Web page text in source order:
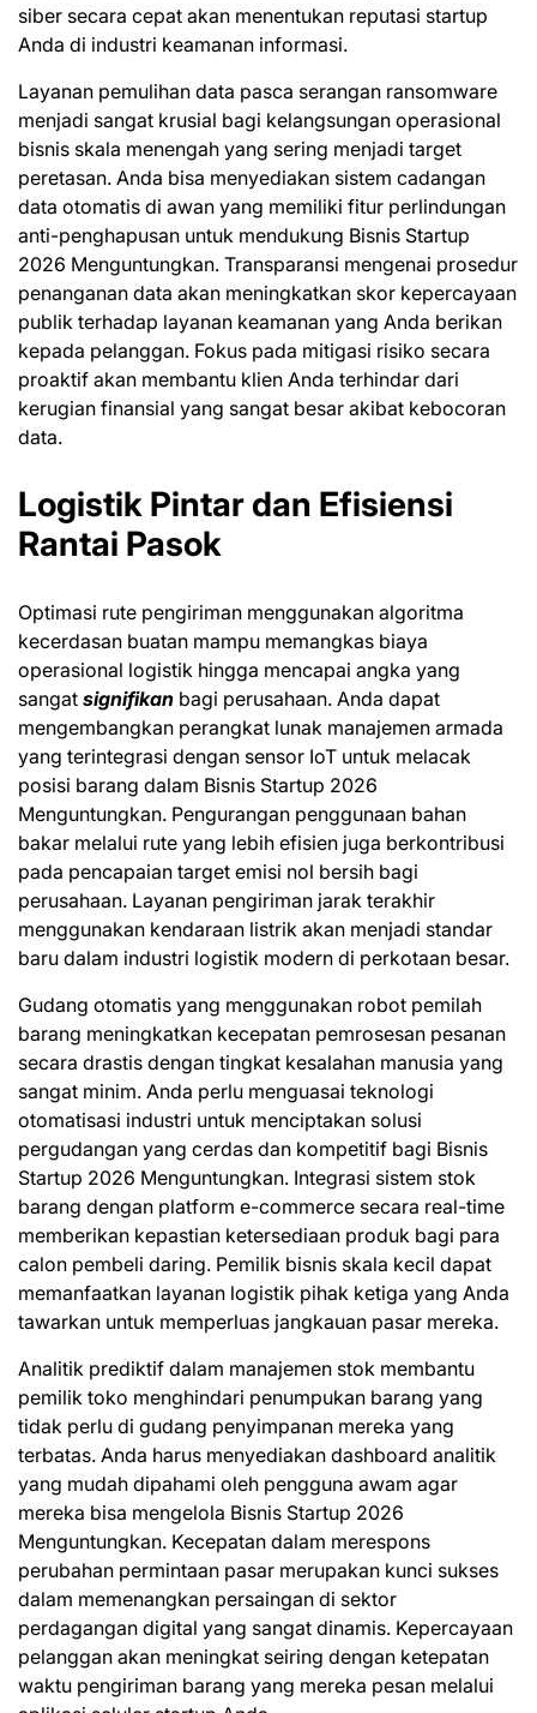
siber secara cepat akan menentukan reputasi startup
Anda di industri keamanan informasi.
Layanan pemulihan data pasca serangan ransomware
menjadi sangat krusial bagi kelangsungan operasional
bisnis skala menengah yang sering menjadi target
peretasan. Anda bisa menyediakan sistem cadangan
data otomatis di awan yang memiliki fitur perlindungan
anti-penghapusan untuk mendukung Bisnis Startup
2026 Menguntungkan. Transparansi mengenai prosedur
penanganan data akan meningkatkan skor kepercayaan
publik terhadap layanan keamanan yang Anda berikan
kepada pelanggan. Fokus pada mitigasi risiko secara
proaktif akan membantu klien Anda terhindar dari
kerugian finansial yang sangat besar akibat kebocoran
data.
Logistik Pintar dan Efisiensi
Rantai Pasok
Optimasi rute pengiriman menggunakan algoritma
kecerdasan buatan mampu memangkas biaya
operasional logistik hingga mencapai angka yang
sangat signifikan bagi perusahaan. Anda dapat
mengembangkan perangkat lunak manajemen armada
yang terintegrasi dengan sensor IoT untuk melacak
posisi barang dalam Bisnis Startup 2026
Menguntungkan. Pengurangan penggunaan bahan
bakar melalui rute yang lebih efisien juga berkontribusi
pada pencapaian target emisi nol bersih bagi
perusahaan. Layanan pengiriman jarak terakhir
menggunakan kendaraan listrik akan menjadi standar
baru dalam industri logistik modern di perkotaan besar.
Gudang otomatis yang menggunakan robot pemilah
barang meningkatkan kecepatan pemrosesan pesanan
secara drastis dengan tingkat kesalahan manusia yang
sangat minim. Anda perlu menguasai teknologi
otomatisasi industri untuk menciptakan solusi
pergudangan yang cerdas dan kompetitif bagi Bisnis
Startup 2026 Menguntungkan. Integrasi sistem stok
barang dengan platform e-commerce secara real-time
memberikan kepastian ketersediaan produk bagi para
calon pembeli daring. Pemilik bisnis skala kecil dapat
memanfaatkan layanan logistik pihak ketiga yang Anda
tawarkan untuk memperluas jangkauan pasar mereka.
Analitik prediktif dalam manajemen stok membantu
pemilik toko menghindari penumpukan barang yang
tidak perlu di gudang penyimpanan mereka yang
terbatas. Anda harus menyediakan dashboard analitik
yang mudah dipahami oleh pengguna awam agar
mereka bisa mengelola Bisnis Startup 2026
Menguntungkan. Kecepatan dalam merespons
perubahan permintaan pasar merupakan kunci sukses
dalam memenangkan persaingan di sektor
perdagangan digital yang sangat dinamis. Kepercayaan
pelanggan akan meningkat seiring dengan ketepatan
waktu pengiriman barang yang mereka pesan melalui